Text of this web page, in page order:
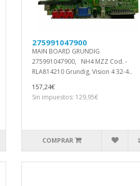
275991047900
MAIN BOARD GRUNDIG
275991047900, NH4 MZZ Cod. -
RLA814210 Grundig, Vision 4 32-4..
157,24€
Sin impuestos: 129,95€
COMPRAR